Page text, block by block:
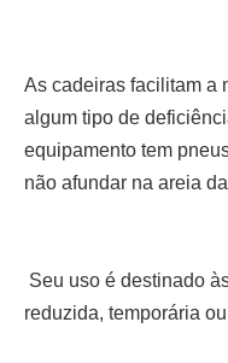
As cadeiras facilitam a
algum tipo de
equipamento tem
não afundar na areia
Seu uso é destinado
reduzida, temporária